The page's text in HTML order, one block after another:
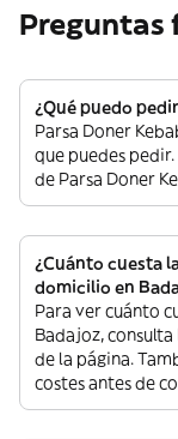
Preguntas
¿Qué puedo
Parsa Doner
que puedes
de Parsa Doner
¿Cuánto cuesta
domicilio en
Para ver cuánto
Badajoz,
de la página.
costes antes de